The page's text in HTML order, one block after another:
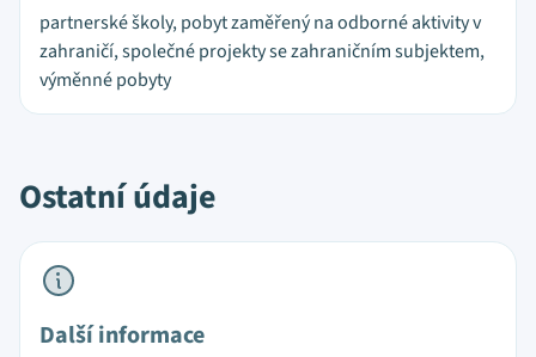
partnerské školy, pobyt zaměřený na odborné aktivity v
zahraničí, společné projekty se zahraničním subjektem,
výměnné pobyty
Ostatní údaje
Další informace